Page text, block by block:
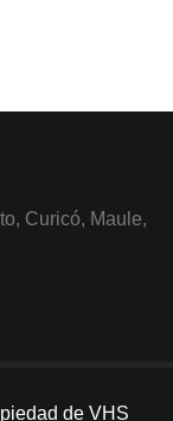
Curicó, Maule,
de VHS